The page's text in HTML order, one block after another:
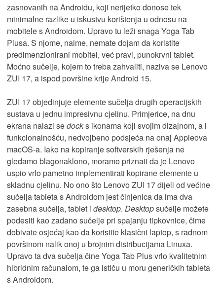
zasnovanih na Androidu, koji nerijetko donose tek
minimalne razlike u iskustvu korištenja u odnosu na
mobitele s Androidom. Upravo tu leži snaga Yoga Tab
Plusa. S njome, naime, nemate dojam da koristite
predimenzionirani mobitel, već pravi, punokrvni tablet.
Moćno sučelje, kojem to treba zahvaliti, naziva se Lenovo
ZUI 17, a ispod površine krije Android 15.
ZUI 17 objedinjuje elemente sučelja drugih operacijskih
sustava u jednu impresivnu cjelinu. Primjerice, na dnu
ekrana nalazi sedocks ikonama koji svojim dizajnom, a i
funkcionalnošću, nedvojbeno podsjeća na onaj Appleova
macOS-a. Iako na kopiranje softverskih rješenja ne
gledamo blagonaklono, moramo priznati da je Lenovo
uspio vrlo pametno implementirati kopirane elemente u
skladnu cjelinu. No ono što Lenovo ZUI 17 dijeli od većine
sučelja tableta s Androidom jest činjenica da ima dva
zasebna sučelja, tablet i desktop. Desktopsučelje možete
podesiti kao zadano sučelje pri spajanju tipkovnice, čime
dobivate osjećaj kao da koristite klasični laptop, s radnom
površinom nalik onoj u brojnim distribucijama Linuxa.
Upravo ta dva sučelja čine Yoga Tab Plus vrlo kvalitetnim
hibridnim računalom, te ga ističu u moru generičkih tableta
s Androidom.